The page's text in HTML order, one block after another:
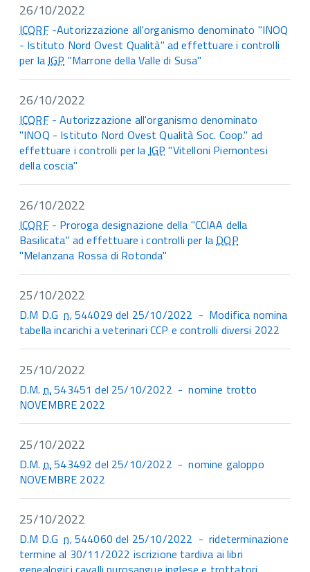
26/10/2022
ICQRF-Autorizzazione all'organismo denominato "INOQ
- Istituto Nord Ovest Qualità" ad effettuare i controlli
per laIGP "Marrone della Valle di Susa"
26/10/2022
ICQRF- Autorizzazione all'organismo denominato
"INOQ - Istituto Nord Ovest Qualità Soc. Coop." ad
effettuare i controlli per laIGP "Vitelloni Piemontesi
della coscia"
26/10/2022
ICQRF- Proroga designazione della "CCIAA della
Basilicata" ad effettuare i controlli per laDOP
"Melanzana Rossa di Rotonda"
25/10/2022
D.M D.Gn. 544029 del 25/10/2022 - Modifica nomina
tabella incarichi a veterinari CCP e controlli diversi 2022
25/10/2022
D.M.n.543451 del 25/10/2022 - nomine trotto
NOVEMBRE 2022
25/10/2022
D.M.n.543492 del 25/10/2022 - nomine galoppo
NOVEMBRE 2022
25/10/2022
D.M D.Gn. 544060 del 25/10/2022 - rideterminazione
termine al 30/11/2022 iscrizione tardiva ai libri